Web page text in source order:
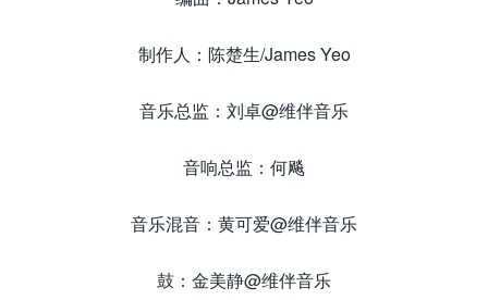
制作人：陈楚生/James Yeo
音乐总监：刘卓@维伴音乐
音响总监：何飚
音乐混音：黄可爱@维伴音乐
鼓：金美静@维伴音乐